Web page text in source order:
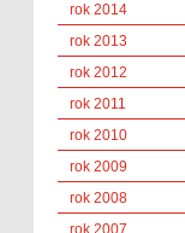
rok 2014
rok 2013
rok 2012
rok 2011
rok 2010
rok 2009
rok 2008
rok 2007